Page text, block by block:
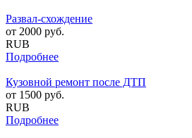
Развал-схождение
от 2000 руб.
RUB
Подробнее
Кузовной ремонт после ДТП
от 1500 руб.
RUB
Подробнее